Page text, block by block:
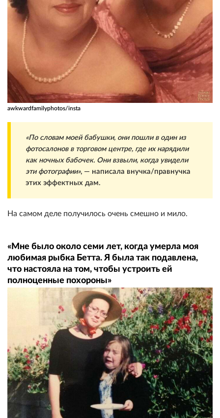
awkwardfamilyphotos/insta
«По словам моей бабушки, они пошли в один из
фотосалонов в торговом центре, где их нарядили
как ночных бабочек. Они взвыли, когда увидели
эти фотографии», — написала внучка/правнучка
этих эффектных дам.
На самом деле получилось очень смешно и мило.
«Мне было около семи лет, когда умерла моя
любимая рыбка Бетта. Я была так подавлена,
что настояла на том, чтобы устроить ей
полноценные похороны»